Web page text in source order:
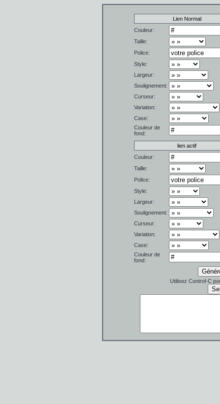
Lien Normal
Couleur:
Taille:
Police:
Style:
Largeur:
Soulignement:
Curseur:
Variation:
Case:
Couleur de
fond:
lien actif
Couleur:
Taille:
Police:
Style:
Largeur:
Soulignement:
Curseur:
Variation:
Case:
Couleur de
fond:
Utilisez Control-C